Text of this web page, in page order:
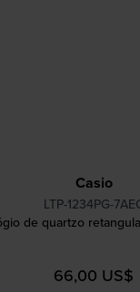
Casio
LTP-1234PG-
de quartzo
66,00 US$